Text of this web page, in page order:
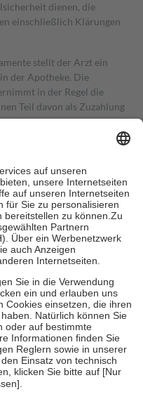
dienen, die
einschließlich Klärungen
stellt der Arzt ein
der Apotheke. Die
in der Regel die
Teil davon als Zuzahlung
in Höhe von zehn
mehr als die tatsächlichen
für Online-Apotheken.
beträgt die
zehn Euro je
ihre eigene Gesundheit zu
Familie zu unterstützen,
18. Lebensjahr
die von der